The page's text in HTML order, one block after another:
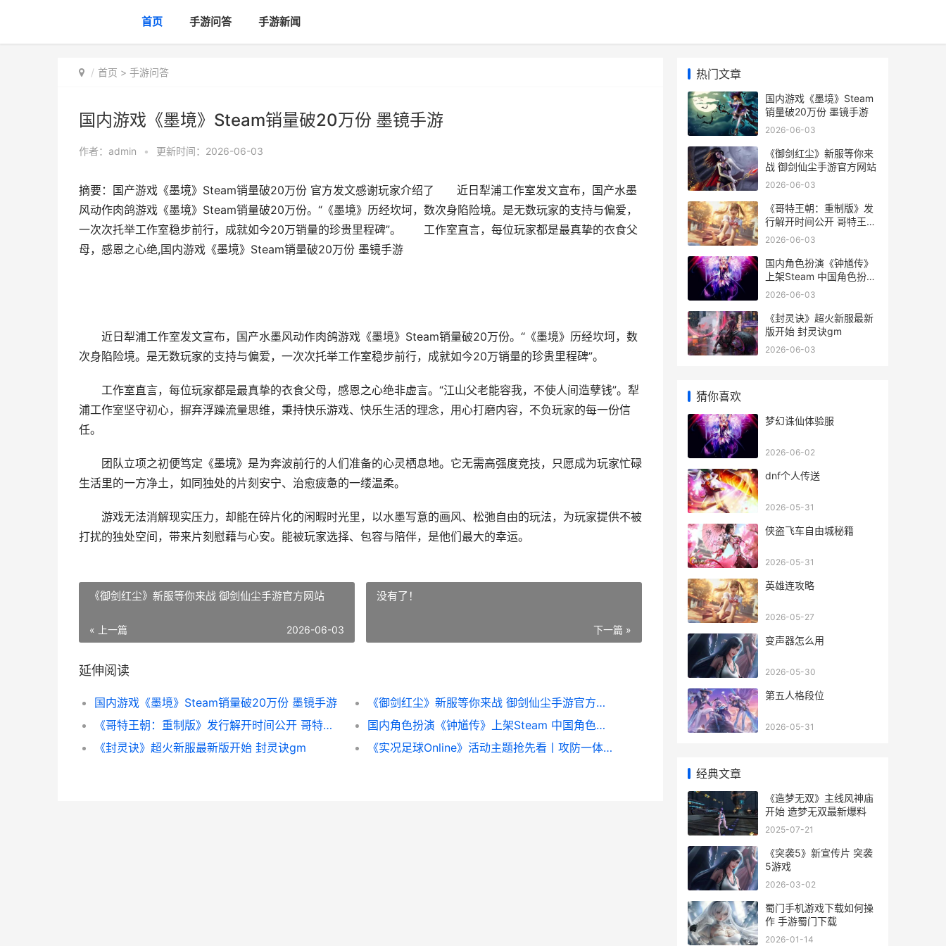
首页 手游问答 手游新闻
首页 > 手游问答
国内游戏《墨境》Steam销量破20万份 墨镜手游
作者： admin • 更新时间：2026-06-03
摘要：国产游戏《墨境》Steam销量破20万份 官方发文感谢玩家介绍了 近日犁浦工作室发文宣布，国产水墨
风动作肉鸽游戏《墨境》Steam销量破20万份。“《墨境》历经坎坷，数次身陷险境。是无数玩家的支持与偏爱，
一次次托举工作室稳步前行，成就如今20万销量的珍贵里程碑”。 工作室直言，每位玩家都是最真挚的衣食父
母，感恩之心绝,国内游戏《墨境》Steam销量破20万份 墨镜手游
近日犁浦工作室发文宣布，国产水墨风动作肉鸽游戏《墨境》Steam销量破20万份。“《墨境》历经坎坷，数
次身陷险境。是无数玩家的支持与偏爱，一次次托举工作室稳步前行，成就如今20万销量的珍贵里程碑”。
工作室直言，每位玩家都是最真挚的衣食父母，感恩之心绝非虚言。“江山父老能容我，不使人间造孽钱”。犁
浦工作室坚守初心，摒弃浮躁流量思维，秉持快乐游戏、快乐生活的理念，用心打磨内容，不负玩家的每一份信
任。
团队立项之初便笃定《墨境》是为奔波前行的人们准备的心灵栖息地。它无需高强度竞技，只愿成为玩家忙碌
生活里的一方净土，如同独处的片刻安宁、治愈疲惫的一缕温柔。
游戏无法消解现实压力，却能在碎片化的闲暇时光里，以水墨写意的画风、松弛自由的玩法，为玩家提供不被
打扰的独处空间，带来片刻慰藉与心安。能被玩家选择、包容与陪伴，是他们最大的幸运。
《御剑红尘》新服等你来战 御剑仙尘手游官方网站
« 上一篇 2026-06-03
没有了！
下一篇 »
延伸阅读
国内游戏《墨境》Steam销量破20万份 墨镜手游
《御剑红尘》新服等你来战 御剑仙尘手游官方网站
《哥特王朝：重制版》发行解开时间公开 哥特王朝3ign
国内角色扮演《钟馗传》上架Steam 中国角色扮演游戏
《封灵诀》超火新服最新版开始 封灵诀gm
《实况足球Online》活动主题抢先看丨攻防一体统治敌我禁区 实况足球online端游
热门文章
国内游戏《墨境》Steam
销量破20万份 墨镜手游
2026-06-03
《御剑红尘》新服等你来
战 御剑仙尘手游官方网站
2026-06-03
《哥特王朝：重制版》发
行解开时间公开 哥特王朝
3ign
2026-06-03
国内角色扮演《钟馗传》
上架Steam 中国角色扮演
游戏
2026-06-03
《封灵诀》超火新服最新
版开始 封灵诀gm
2026-06-03
猜你喜欢
梦幻诛仙体验服
2026-06-02
dnf个人传送
2026-05-31
侠盗飞车自由城秘籍
2026-05-31
英雄连攻略
2026-05-27
变声器怎么用
2026-05-30
第五人格段位
2026-05-31
经典文章
《造梦无双》主线风神庙
开始 造梦无双最新爆料
2025-07-21
《突袭5》新宣传片 突袭
5游戏
2026-03-02
蜀门手机游戏下载如何操
作 手游蜀门下载
2026-01-14